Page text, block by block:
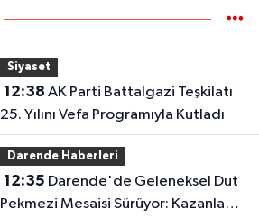
Siyaset
12:38
25. Yılını Vefa Programıyla Kutladı
Darende Haberleri
12:35
Pekmezi Mesaisi Sürüyor: Kazanlar